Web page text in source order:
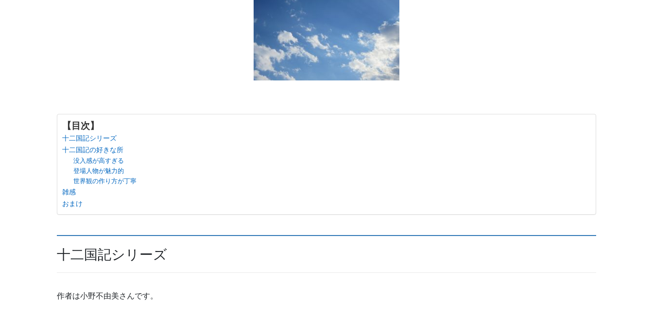
【目次】
十二国記シリーズ
十二国記の好きな所
没入感が高すぎる
登場人物が魅力的
世界観の作り方が丁寧
雑感
おまけ
十二国記シリーズ
作者は小野不由美さんです。